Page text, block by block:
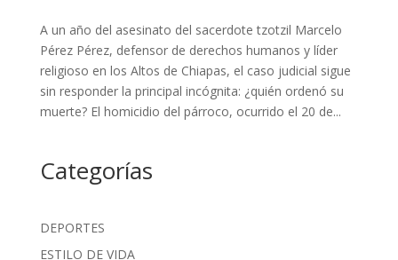
A un año del asesinato del sacerdote tzotzil Marcelo
Pérez Pérez, defensor de derechos humanos y líder
religioso en los Altos de Chiapas, el caso judicial sigue
sin responder la principal incógnita: ¿quién ordenó su
muerte? El homicidio del párroco, ocurrido el 20 de...
Categorías
DEPORTES
ESTILO DE VIDA